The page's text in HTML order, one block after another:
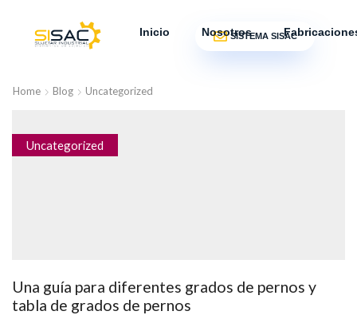
Inicio NosotrosSISTEMA SISAC
Home Blog Uncategorized
Uncategorized
Una guía para diferentes grados de pernos y
tabla de grados de pernos